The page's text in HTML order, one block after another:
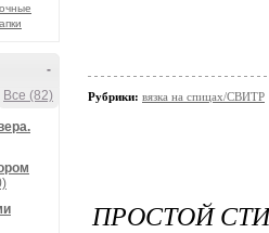
-
Все (82)
Рубрики: вязка на спицах/СВИТР
ПРОСТОЙ